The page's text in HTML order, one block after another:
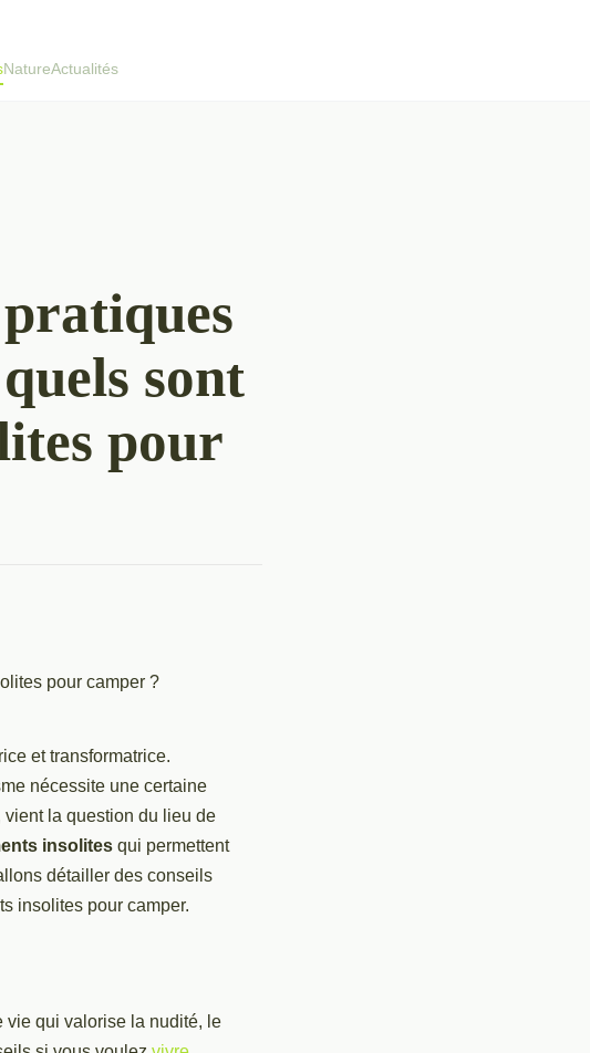
NatureActualités
sont
pour
et transformatrice.
nécessite une certaine
la question du lieu de
insolites qui permettent
détailler des conseils
insolites pour camper.
vie qui valorise la nudité, le